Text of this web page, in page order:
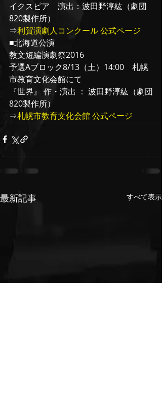
イクスピア　演出：波田野淳紘（劇団
820製作所）
⇒利賀演劇人コンクール 公式ページ
■北海道公演
教文短編演劇祭2016
予選Aブロック8/13（土）14:00　札幌
市教育文化会館にて
『世界』 作・演出 ： 波田野淳紘（劇団
820製作所）
⇒札幌市教育文化会館 公式ページ
最新記事 すべて表示